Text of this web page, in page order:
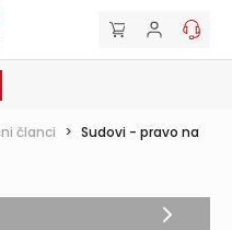
članci > Sudovi - pravo na